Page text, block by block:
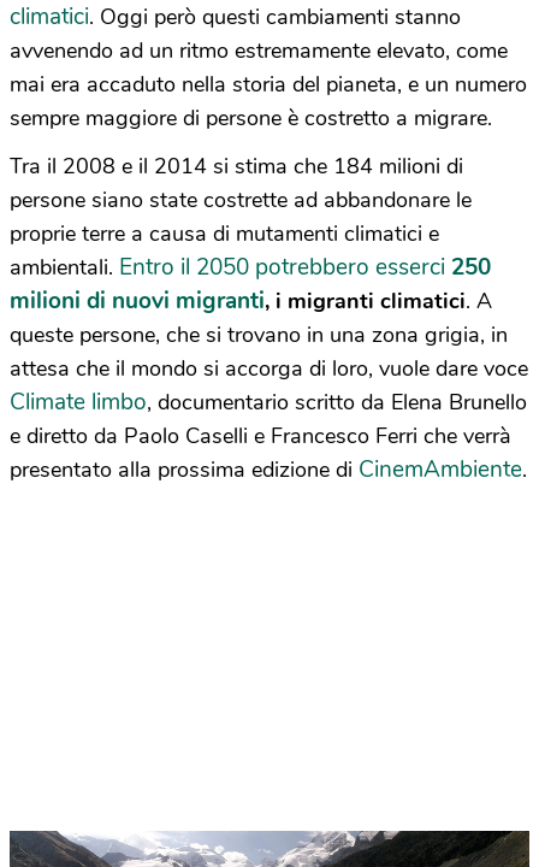
climatici. Oggi però questi cambiamenti stanno
avvenendo ad un ritmo estremamente elevato, come
mai era accaduto nella storia del pianeta, e un numero
sempre maggiore di persone è costretto a migrare.
Tra il 2008 e il 2014 si stima che 184 milioni di
persone siano state costrette ad abbandonare le
proprie terre a causa di mutamenti climatici e
ambientali. Entro il 2050 potrebbero esserci 250
milioni di nuovi migranti, i migranti climatici. A
queste persone, che si trovano in una zona grigia, in
attesa che il mondo si accorga di loro, vuole dare voce
Climate limbo, documentario scritto da Elena Brunello
e diretto da Paolo Caselli e Francesco Ferri che verrà
presentato alla prossima edizione di CinemAmbiente.